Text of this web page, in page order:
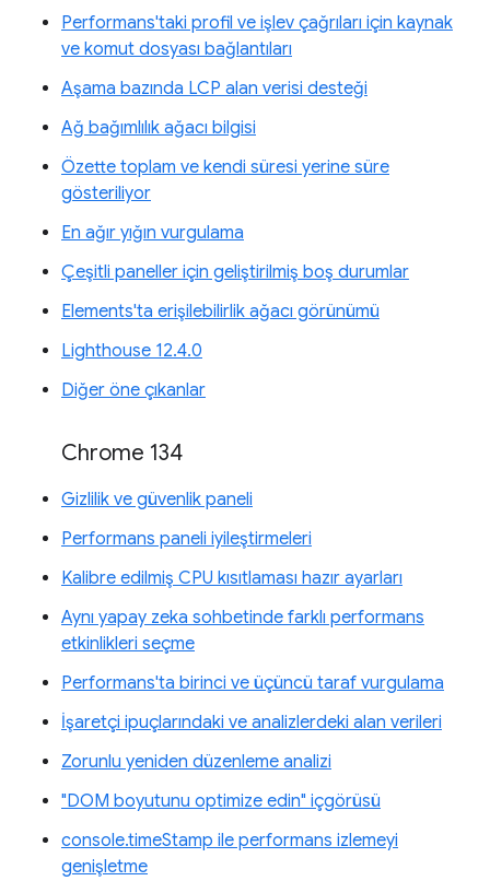
Performans'taki profil ve işlev çağrıları için kaynak
ve komut dosyası bağlantıları
Aşama bazında LCP alan verisi desteği
Ağ bağımlılık ağacı bilgisi
Özette toplam ve kendi süresi yerine süre
gösteriliyor
En ağır yığın vurgulama
Çeşitli paneller için geliştirilmiş boş durumlar
Elements'ta erişilebilirlik ağacı görünümü
Lighthouse 12.4.0
Diğer öne çıkanlar
Chrome 134
Gizlilik ve güvenlik paneli
Performans paneli iyileştirmeleri
Kalibre edilmiş CPU kısıtlaması hazır ayarları
Aynı yapay zeka sohbetinde farklı performans
etkinlikleri seçme
Performans'ta birinci ve üçüncü taraf vurgulama
İşaretçi ipuçlarındaki ve analizlerdeki alan verileri
Zorunlu yeniden düzenleme analizi
"DOM boyutunu optimize edin" içgörüsü
console.timeStamp ile performans izlemeyi
genişletme